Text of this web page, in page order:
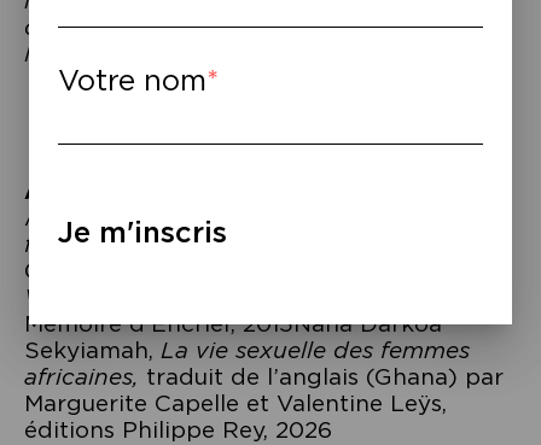
créé, produit et présenté par Axelle Jah
Njiké.
À lire
Axelle Jah Njiké,
féministe (noire), Au Diable Vauvert, 2022
Collectif, sous la dir. de Léonora Miano,
Volcaniques : une anthologie du plaisir
Mémoire d’Encrier, 2015Nana Darkoa
Sekyiamah, La vie sexuelle des femmes
africaines, traduit de l’anglais (Ghana) par
Marguerite Capelle et Valentine Leÿs,
éditions Philippe Rey, 2026
Votre nom
Je m'inscris